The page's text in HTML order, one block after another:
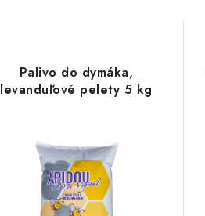
Palivo do dymáka,
levanduľové pelety 5 kg